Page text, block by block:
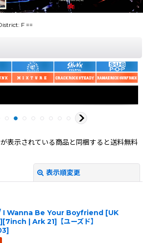
F ==
表示されている商品と同梱すると送料無料
表示順変更
I Wanna Be Your Boyfriend [UK
| Ark 21]【ユーズド】
]